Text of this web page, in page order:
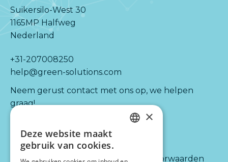
Suikersilo-West 30
1165MP Halfweg
Nederland
+31-207008250
help@green-solutions.com
Neem gerust contact met ons op, we helpen
graag!
Kijk ook naar:
Diensten
Informatie
Algemene voorwaarden
×
Deze website maakt
gebruik van cookies.